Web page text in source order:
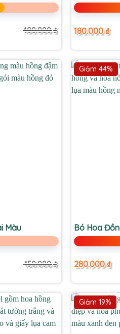
400.000₫Giá
là:
Giá
tại
280.000 ₫.
180.000₫
Màu
450.000₫Giá
là:
Giá
tại
350.000 ₫.
Giảm 44%
Bó Hoa
280.000₫
Giảm 19%